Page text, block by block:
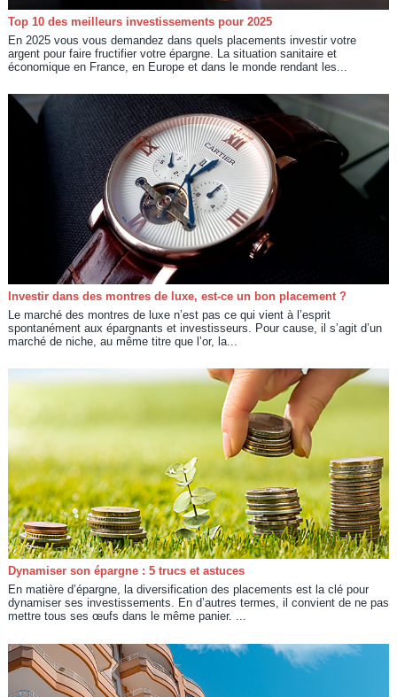
Top 10 des meilleurs investissements pour 2025
En 2025 vous vous demandez dans quels placements investir votre
argent pour faire fructifier votre épargne. La situation sanitaire et
économique en France, en Europe et dans le monde rendant les...
Investir dans des montres de luxe, est-ce un bon placement ?
Le marché des montres de luxe n’est pas ce qui vient à l’esprit
spontanément aux épargnants et investisseurs. Pour cause, il s’agit d’un
marché de niche, au même titre que l’or, la...
Dynamiser son épargne : 5 trucs et astuces
En matière d’épargne, la diversification des placements est la clé pour
dynamiser ses investissements. En d’autres termes, il convient de ne pas
mettre tous ses œufs dans le même panier. ...